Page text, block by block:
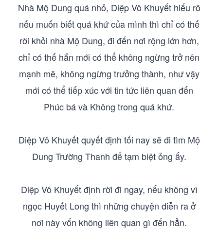
Nhà Mộ Dung quá nhỏ, Diệp Vô Khuyết hiếu rõ
nếu muốn biết quá khứ của mình thì chỉ có thế
rời khỏi nhà Mộ Dung, đi đến nơi rộng lớn hơn,
chỉ có thế hắn mới có thể không ngừng trở nên
mạnh mẽ, không ngừng trưởng thành, như vậy
mới có thể tiếp xúc với tin tức liên quan đến
Phúc bá và Không trong quá khứ.
Diệp Vô Khuyết quyết định tối nay sẽ đi tìm Mộ
Dung Trường Thanh để tạm biệt ỏng ấy.
Diệp Vô Khuyết định rời đi ngay, nếu không vì
ngọc Huyết Long thì những chuyện diễn ra ở
nơi này vốn không liên quan gì đến hẳn.